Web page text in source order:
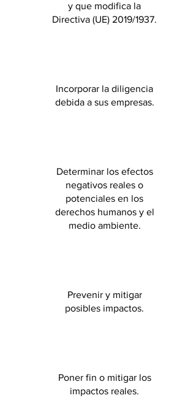
y que modifica la
Directiva (UE) 2019/1937.
Incorporar la diligencia
debida a sus empresas.
Determinar los efectos
negativos reales o
potenciales en los
derechos humanos y el
medio ambiente.
Prevenir y mitigar
posibles impactos.
Poner fin o mitigar los
impactos reales.